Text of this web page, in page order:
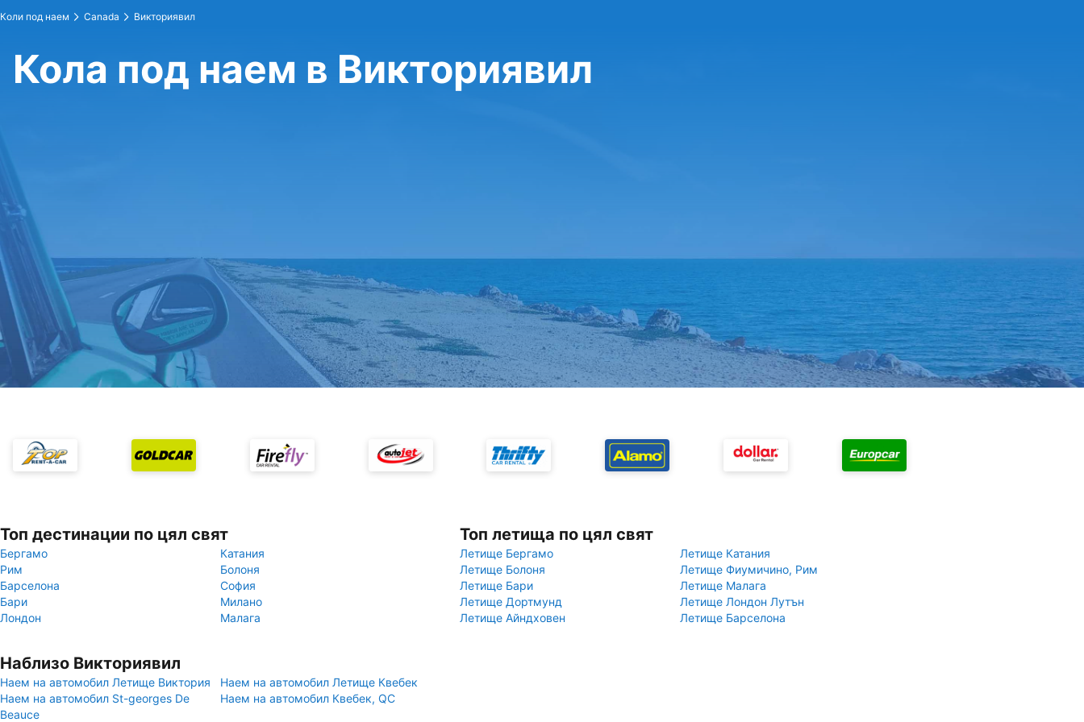
Коли под наем Canada Викториявил
Кола под наем в Викториявил
Топ дестинации по цял свят
Бергамо
Катания
Рим
Болоня
Барселона
София
Бари
Милано
Лондон
Малага
Топ летища по цял свят
Летище Бергамо
Летище Катания
Летище Болоня
Летище Фиумичино, Рим
Летище Бари
Летище Малага
Летище Дортмунд
Летище Лондон Лутън
Летище Айндховен
Летище Барселона
Наблизо Викториявил
Наем на автомобил Летище Виктория
Наем на автомобил Летище Квебек
Наем на автомобил St-georges De
Beauce
Наем на автомобил Квебек, QC